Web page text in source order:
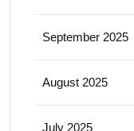
September 2025
August 2025
July 2025